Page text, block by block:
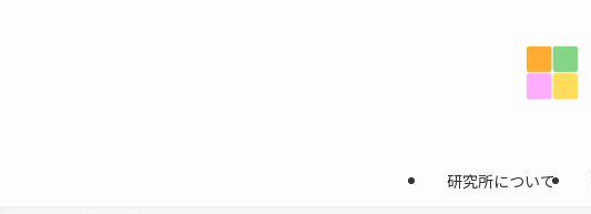
研究所について